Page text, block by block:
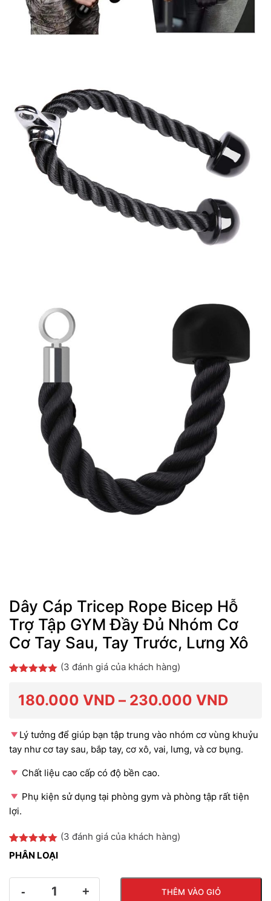
Dây Cáp Tricep Rope Bicep Hỗ
Trợ Tập GYM Đầy Đủ Nhóm Cơ
Cơ Tay Sau, Tay Trước, Lưng Xô
đánh giá
(3 đánh giá của khách hàng)
180.000 VND – 230.000 VND
giá:
Lý tưởng để giúp bạn tập trung vào nhóm cơ vùng khuỷu
tay như cơ tay sau, bắp tay, cơ xô, vai, lưng, và cơ bụng.
Chất liệu cao cấp có độ bền cao.
Phụ kiện sử dụng tại phòng gym và phòng tập rất tiện
lợi.
5.00trên 5
dựa trên
3
(3 đánh giá của khách hàng)
PHÂN LOẠI
THÊM VÀO GIỎ